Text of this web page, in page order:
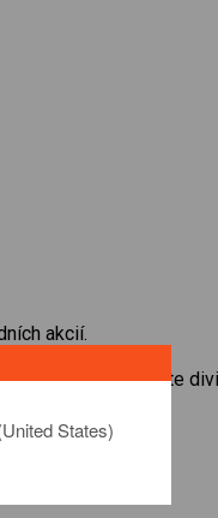
akcií.
čase a dostávejte
States)